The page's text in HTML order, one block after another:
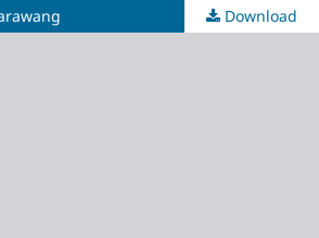
Download